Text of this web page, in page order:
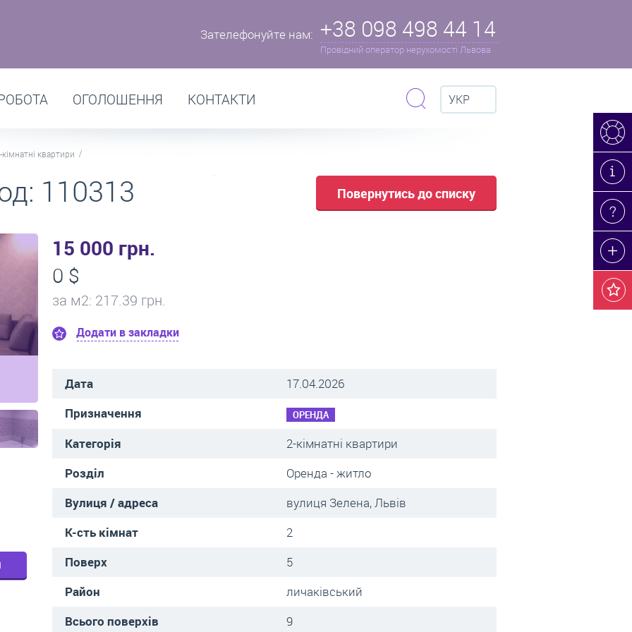
Зателефонуйте нам: +38 098 498 44 14
Провідний оператор нерухомості Львова
ОГОЛОШЕННЯ КОНТАКТИ УКР
кімнатні квартири
110313 Повернутись до списку
15 000 грн.
0 $
за м2: 217.39 грн.
Додати в закладки
Дата
17.04.2026
Призначення
ОРЕНДА
Категорія
2-кімнатні квартири
Розділ
Оренда - житло
Вулиця / адреса
вулиця Зелена, Львів
К-сть кімнат
2
Поверх
5
Район
личаківський
Всього поверхів
9